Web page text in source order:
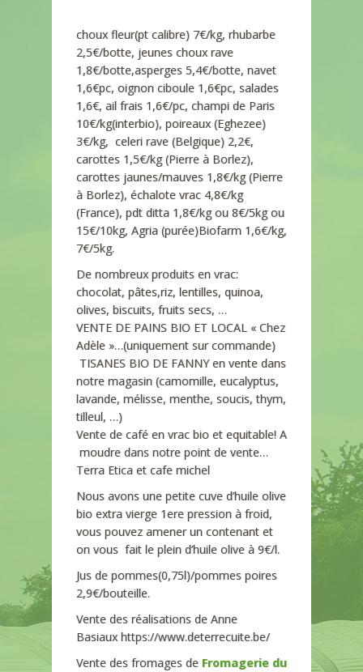
choux fleur(pt calibre) 7€/kg, rhubarbe
2,5€/botte, jeunes choux rave
1,8€/botte,asperges 5,4€/botte, navet
1,6€pc, oignon ciboule 1,6€pc, salades
1,6€, ail frais 1,6€/pc, champi de Paris
10€/kg(interbio), poireaux (Eghezee)
3€/kg, celeri rave (Belgique) 2,2€,
carottes 1,5€/kg (Pierre à Borlez),
carottes jaunes/mauves 1,8€/kg (Pierre
à Borlez), échalote vrac 4,8€/kg
(France), pdt ditta 1,8€/kg ou 8€/5kg ou
15€/10kg, Agria (purée)Biofarm 1,6€/kg,
7€/5kg.
De nombreux produits en vrac:
chocolat, pâtes,riz, lentilles, quinoa,
olives, biscuits, fruits secs, …
VENTE DE PAINS BIO ET LOCAL « Chez
Adèle »…(uniquement sur commande)
TISANES BIO DE FANNY en vente dans
notre magasin (camomille, eucalyptus,
lavande, mélisse, menthe, soucis, thym,
tilleul, …)
Vente de café en vrac bio et equitable! A
moudre dans notre point de vente…
Terra Etica et cafe michel
Nous avons une petite cuve d’huile olive
bio extra vierge 1ere pression à froid,
vous pouvez amener un contenant et
on vous fait le plein d’huile olive à 9€/l.
Jus de pommes(0,75l)/pommes poires
2,9€/bouteille.
Vente des réalisations de Anne
Basiaux https://www.deterrecuite.be/
Vente des fromages de Fromagerie du